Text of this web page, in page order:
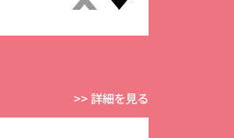
>> 詳細を見る